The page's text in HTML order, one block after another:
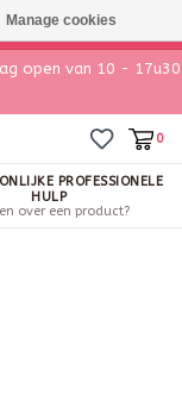
open van 10 - 17u30
0
PROFESSIONELE
HULP
over een product?
Manage cookies